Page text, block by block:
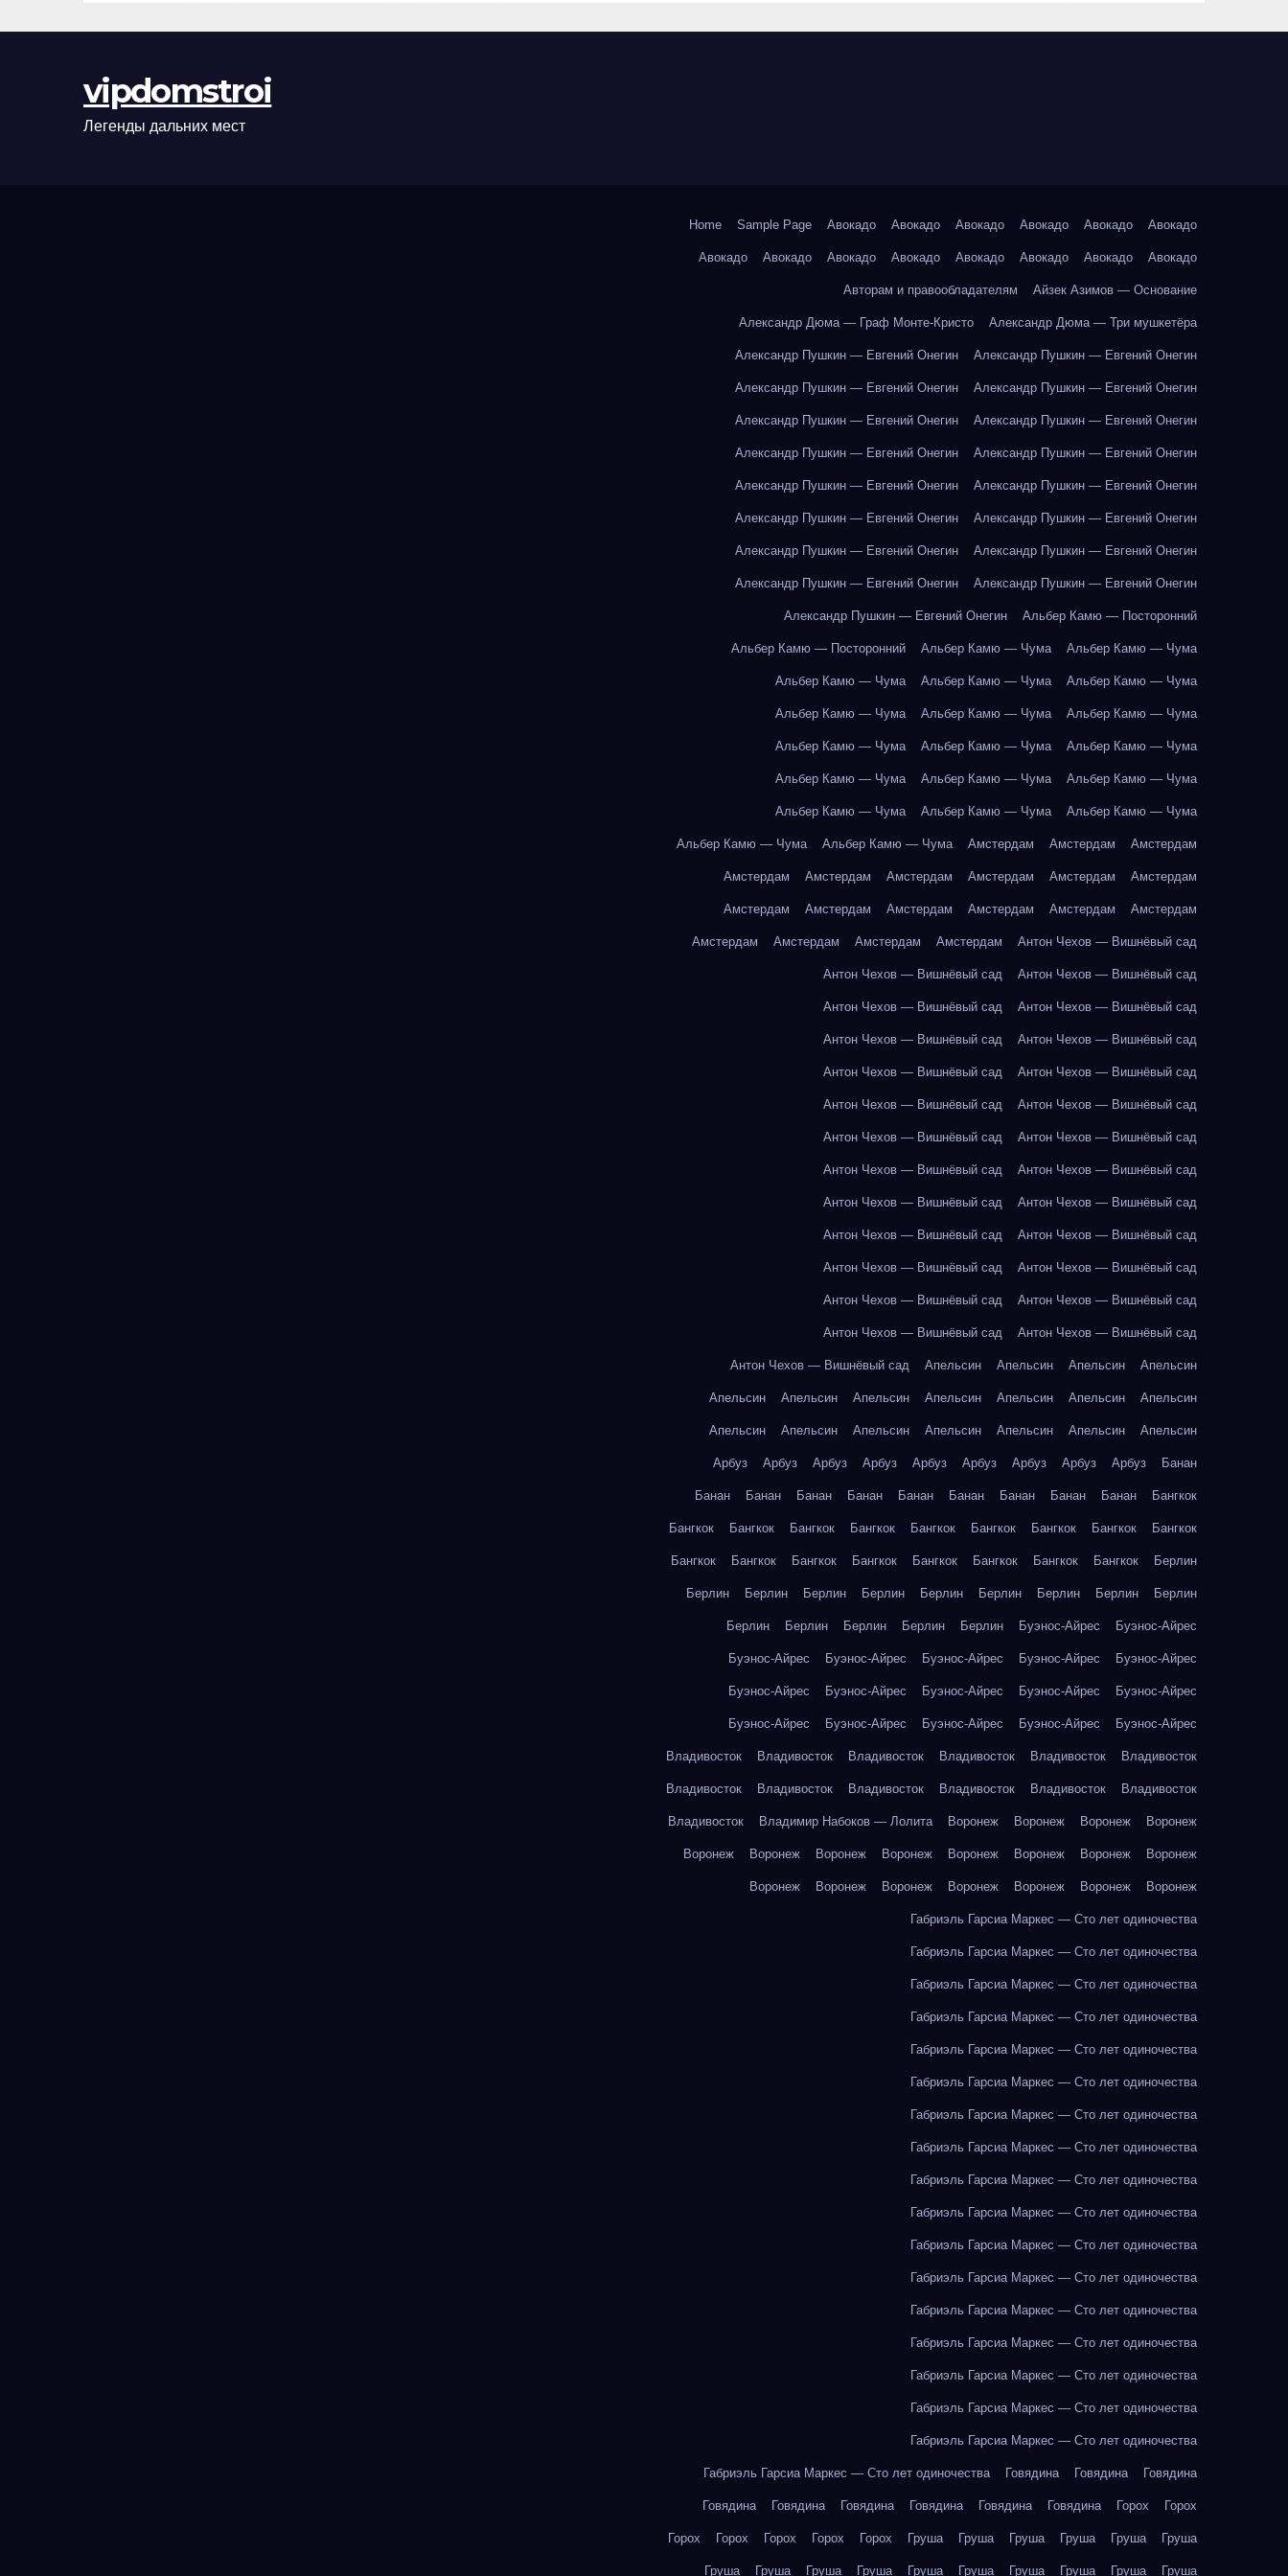
оформления
рыночные
ориентиры
vipdomstroi
Легенды дальних мест
Home Sample Page Авокадо Авокадо Авокадо Авокадо Авокадо Авокадо
Авокадо Авокадо Авокадо Авокадо Авокадо Авокадо Авокадо Авокадо
Авторам и правообладателям Айзек Азимов — Основание
Александр Дюма — Граф Монте-Кристо Александр Дюма — Три мушкетёра
Александр Пушкин — Евгений Онегин Александр Пушкин — Евгений Онегин
Александр Пушкин — Евгений Онегин Александр Пушкин — Евгений Онегин
Александр Пушкин — Евгений Онегин Александр Пушкин — Евгений Онегин
Александр Пушкин — Евгений Онегин Александр Пушкин — Евгений Онегин
Александр Пушкин — Евгений Онегин Александр Пушкин — Евгений Онегин
Александр Пушкин — Евгений Онегин Александр Пушкин — Евгений Онегин
Александр Пушкин — Евгений Онегин Александр Пушкин — Евгений Онегин
Александр Пушкин — Евгений Онегин Александр Пушкин — Евгений Онегин
Александр Пушкин — Евгений Онегин Альбер Камю — Посторонний
Альбер Камю — Посторонний Альбер Камю — Чума Альбер Камю — Чума
Альбер Камю — Чума Альбер Камю — Чума Альбер Камю — Чума
Альбер Камю — Чума Альбер Камю — Чума Альбер Камю — Чума
Альбер Камю — Чума Альбер Камю — Чума Альбер Камю — Чума
Альбер Камю — Чума Альбер Камю — Чума Альбер Камю — Чума
Альбер Камю — Чума Альбер Камю — Чума Альбер Камю — Чума
Альбер Камю — Чума Альбер Камю — Чума Амстердам Амстердам Амстердам
Амстердам Амстердам Амстердам Амстердам Амстердам Амстердам
Амстердам Амстердам Амстердам Амстердам Амстердам Амстердам
Амстердам Амстердам Амстердам Амстердам Антон Чехов — Вишнёвый сад
Антон Чехов — Вишнёвый сад Антон Чехов — Вишнёвый сад
Антон Чехов — Вишнёвый сад Антон Чехов — Вишнёвый сад
Антон Чехов — Вишнёвый сад Антон Чехов — Вишнёвый сад
Антон Чехов — Вишнёвый сад Антон Чехов — Вишнёвый сад
Антон Чехов — Вишнёвый сад Антон Чехов — Вишнёвый сад
Антон Чехов — Вишнёвый сад Антон Чехов — Вишнёвый сад
Антон Чехов — Вишнёвый сад Антон Чехов — Вишнёвый сад
Антон Чехов — Вишнёвый сад Антон Чехов — Вишнёвый сад
Антон Чехов — Вишнёвый сад Антон Чехов — Вишнёвый сад
Антон Чехов — Вишнёвый сад Антон Чехов — Вишнёвый сад
Антон Чехов — Вишнёвый сад Антон Чехов — Вишнёвый сад
Антон Чехов — Вишнёвый сад Антон Чехов — Вишнёвый сад
Антон Чехов — Вишнёвый сад Апельсин Апельсин Апельсин Апельсин
Апельсин Апельсин Апельсин Апельсин Апельсин Апельсин Апельсин
Апельсин Апельсин Апельсин Апельсин Апельсин Апельсин Апельсин
Арбуз Арбуз Арбуз Арбуз Арбуз Арбуз Арбуз Арбуз Арбуз Банан
Банан Банан Банан Банан Банан Банан Банан Банан Банан Бангкок
Бангкок Бангкок Бангкок Бангкок Бангкок Бангкок Бангкок Бангкок Бангкок
Бангкок Бангкок Бангкок Бангкок Бангкок Бангкок Бангкок Бангкок Берлин
Берлин Берлин Берлин Берлин Берлин Берлин Берлин Берлин Берлин
Берлин Берлин Берлин Берлин Берлин Буэнос-Айрес Буэнос-Айрес
Буэнос-Айрес Буэнос-Айрес Буэнос-Айрес Буэнос-Айрес Буэнос-Айрес
Буэнос-Айрес Буэнос-Айрес Буэнос-Айрес Буэнос-Айрес Буэнос-Айрес
Буэнос-Айрес Буэнос-Айрес Буэнос-Айрес Буэнос-Айрес Буэнос-Айрес
Владивосток Владивосток Владивосток Владивосток Владивосток Владивосток
Владивосток Владивосток Владивосток Владивосток Владивосток Владивосток
Владивосток Владимир Набоков — Лолита Воронеж Воронеж Воронеж Воронеж
Воронеж Воронеж Воронеж Воронеж Воронеж Воронеж Воронеж Воронеж
Воронеж Воронеж Воронеж Воронеж Воронеж Воронеж Воронеж
Габриэль Гарсиа Маркес — Сто лет одиночества
Габриэль Гарсиа Маркес — Сто лет одиночества
Габриэль Гарсиа Маркес — Сто лет одиночества
Габриэль Гарсиа Маркес — Сто лет одиночества
Габриэль Гарсиа Маркес — Сто лет одиночества
Габриэль Гарсиа Маркес — Сто лет одиночества
Габриэль Гарсиа Маркес — Сто лет одиночества
Габриэль Гарсиа Маркес — Сто лет одиночества
Габриэль Гарсиа Маркес — Сто лет одиночества
Габриэль Гарсиа Маркес — Сто лет одиночества
Габриэль Гарсиа Маркес — Сто лет одиночества
Габриэль Гарсиа Маркес — Сто лет одиночества
Габриэль Гарсиа Маркес — Сто лет одиночества
Габриэль Гарсиа Маркес — Сто лет одиночества
Габриэль Гарсиа Маркес — Сто лет одиночества
Габриэль Гарсиа Маркес — Сто лет одиночества
Габриэль Гарсиа Маркес — Сто лет одиночества
Габриэль Гарсиа Маркес — Сто лет одиночества Говядина Говядина Говядина
Говядина Говядина Говядина Говядина Говядина Говядина Горох Горох
Горох Горох Горох Горох Горох Груша Груша Груша Груша Груша Груша
Груша Груша Груша Груша Груша Груша Груша Груша Груша Груша